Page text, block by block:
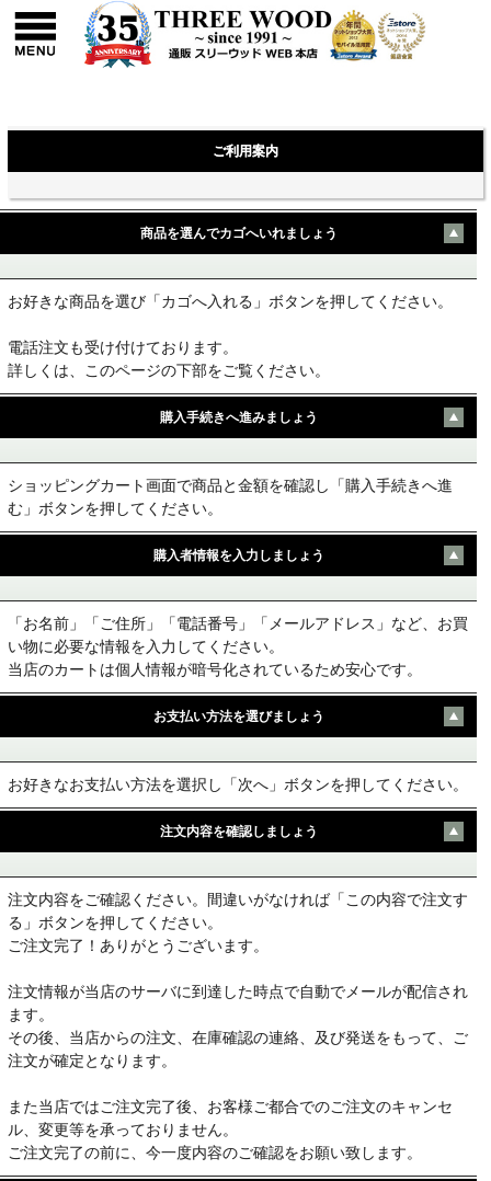
ご利用案内
商品を選んでカゴへいれましょう
お好きな商品を選び「カゴへ入れる」ボタンを押してください。
電話注文も受け付けております。
詳しくは、このページの下部をご覧ください。
購入手続きへ進みましょう
ショッピングカート画面で商品と金額を確認し「購入手続きへ進
む」ボタンを押してください。
購入者情報を入力しましょう
「お名前」「ご住所」「電話番号」「メールアドレス」など、お買
い物に必要な情報を入力してください。
当店のカートは個人情報が暗号化されているため安心です。
お支払い方法を選びましょう
お好きなお支払い方法を選択し「次へ」ボタンを押してください。
注文内容を確認しましょう
注文内容をご確認ください。間違いがなければ「この内容で注文す
る」ボタンを押してください。
ご注文完了！ありがとうございます。
注文情報が当店のサーバに到達した時点で自動でメールが配信され
ます。
その後、当店からの注文、在庫確認の連絡、及び発送をもって、ご
注文が確定となります。
また当店ではご注文完了後、お客様ご都合でのご注文のキャンセ
ル、変更等を承っておりません。
ご注文完了の前に、今一度内容のご確認をお願い致します。